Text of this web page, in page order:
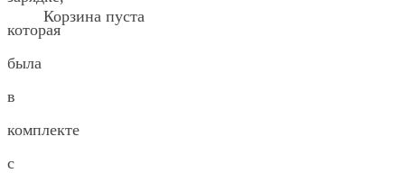
Корзина пуста
которая
была
в
комплекте
с